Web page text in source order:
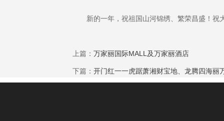
新的一年，祝祖国山河锦绣、繁荣昌盛！祝
上篇： 万家丽国际MALL及万家丽酒店
下篇： 开门红一一虎踞萧湘财宝地、龙腾四海丽